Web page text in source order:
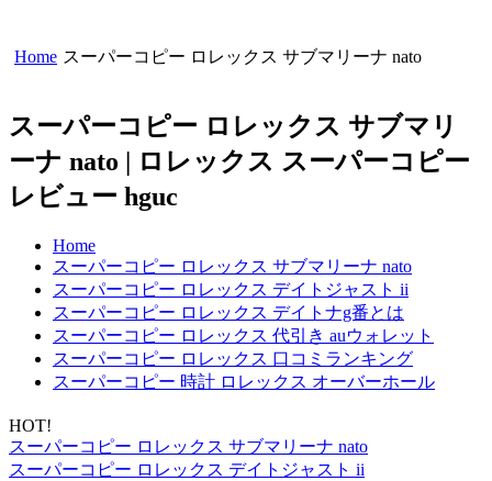
Home スーパーコピー ロレックス サブマリーナ nato
スーパーコピー ロレックス サブマリ
ーナ nato | ロレックス スーパーコピー
レビュー hguc
Home
スーパーコピー ロレックス サブマリーナ nato
スーパーコピー ロレックス デイトジャスト ii
スーパーコピー ロレックス デイトナg番とは
スーパーコピー ロレックス 代引き auウォレット
スーパーコピー ロレックス 口コミランキング
スーパーコピー 時計 ロレックス オーバーホール
HOT!
スーパーコピー ロレックス サブマリーナ nato
スーパーコピー ロレックス デイトジャスト ii